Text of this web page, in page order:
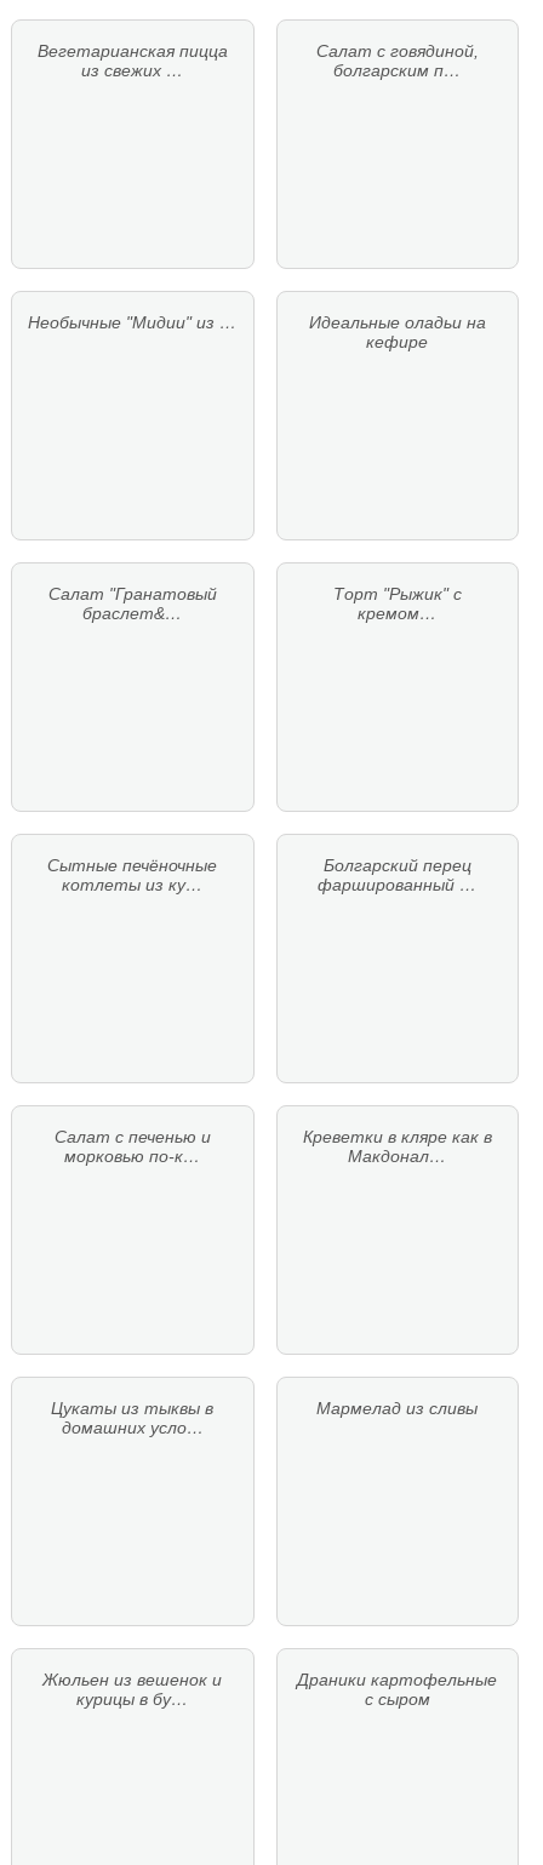
Вегетарианская пицца
из свежих …
Салат с говядиной,
болгарским п…
Необычные "Мидии" из …
Идеальные оладьи на
кефире
Салат "Гранатовый
браслет&…
Торт "Рыжик" с
кремом…
Сытные печёночные
котлеты из ку…
Болгарский перец
фаршированный …
Салат с печенью и
морковью по-к…
Креветки в кляре как в
Макдонал…
Цукаты из тыквы в
домашних усло…
Мармелад из сливы
Жюльен из вешенок и
курицы в бу…
Драники картофельные
с сыром